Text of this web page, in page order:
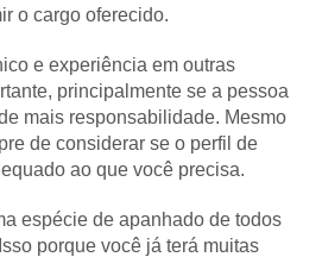
o cargo oferecido.
e experiência em outras
principalmente se a pessoa
mais responsabilidade. Mesmo
de considerar se o perfil de
ao que você precisa.
espécie de apanhado de todos
porque você já terá muitas